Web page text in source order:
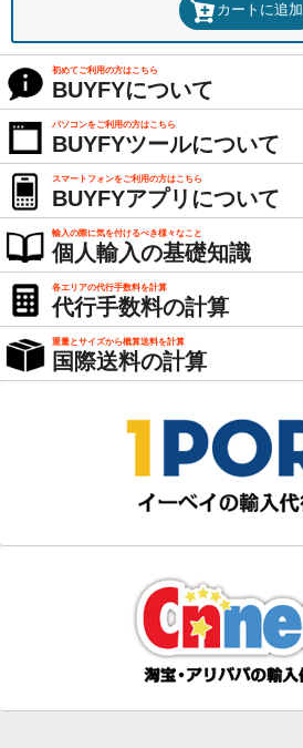
カートに追加
初めてご利用の方はこちら
BUYFYについて
パソコンをご利用の方はこちら
BUYFYツールについて
スマートフォンをご利用の方はこちら
BUYFYアプリについて
輸入の際に気を付けるべき様々なこと
個人輸入の基礎知識
各エリアの代行手数料を計算
代行手数料の計算
重量とサイズから概算送料を計算
国際送料の計算